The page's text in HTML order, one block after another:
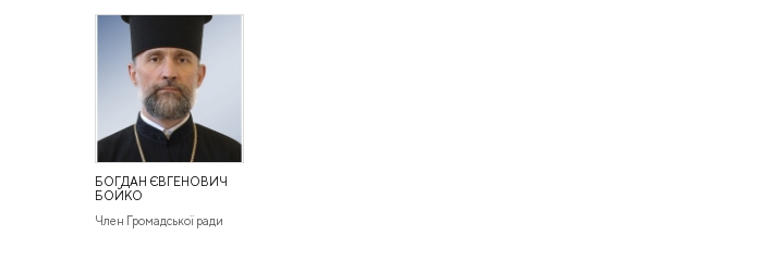
БОГДАН ЄВГЕНОВИЧ
БОЙКО
Член Громадської ради